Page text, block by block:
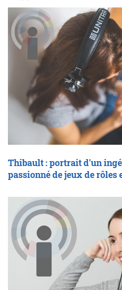
Thibault : portrait d'un
passionné de jeux de rôles